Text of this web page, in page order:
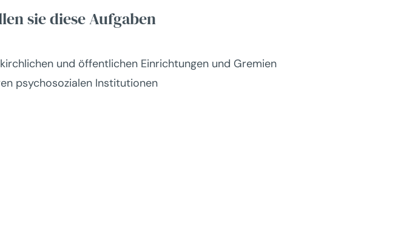
sie diese Aufgaben
und öffentlichen Einrichtungen und Gremien
psychosozialen Institutionen